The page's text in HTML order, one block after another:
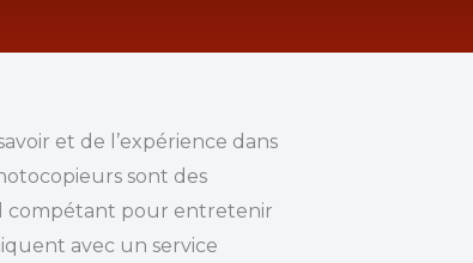
et de l’expérience dans
sont des
compétant pour entretenir
avec un service